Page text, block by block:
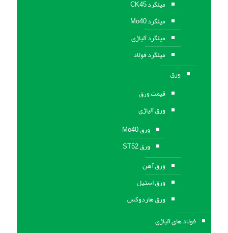
میلگرد CK45
میلگرد Mo40
میلگرد آلیاژی
میلگرد فولاد
ورق
قیمت ورق
ورق آلیاژی
ورق Mo40
ورق ST52
ورق آهن
ورق استيل
ورق هاردوکس
فولاد های آلیاژی